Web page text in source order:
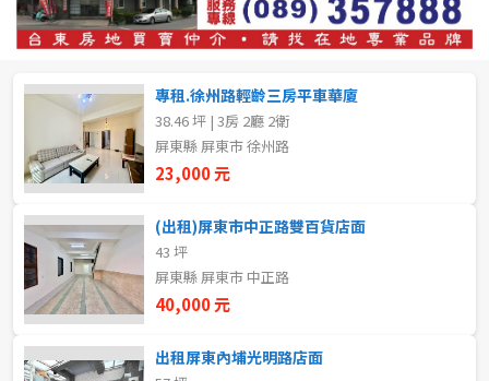
不限
基隆市
新北市
宜蘭縣
桃園市
新竹市
新竹縣
不限
類型(可複選)
不拘 整層住家
雅房 其他住宅 店面
專租.徐州路輕齡三房平車華廈
38.46 坪 | 3房 2廳 2衛
屏東縣 屏東市 徐州路
23,000 元
(出租)屏東市中正路雙百貨店面
43 坪
屏東縣 屏東市 中正路
40,000 元
出租屏東內埔光明路店面